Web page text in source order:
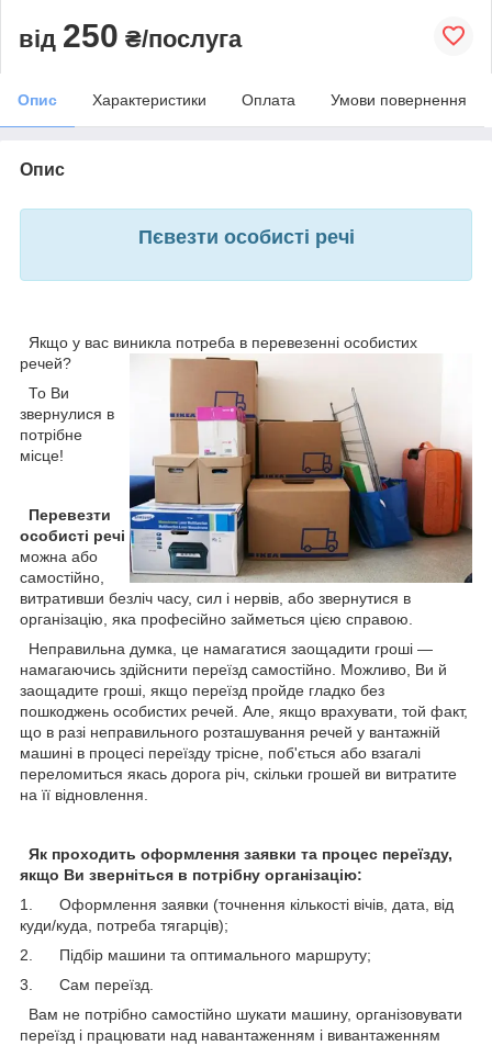
від 250 ₴/послуга
Опис Характеристики Оплата Умови повернення
Опис
Пєвезти особисті речі
Якщо у вас виникла потреба в перевезенні особистих
речей?
То Ви
звернулися в
потрібне
місце!
Перевезти
особисті речі
можна або
самостійно,
витративши безліч часу, сил і нервів, або звернутися в
організацію, яка професійно займеться цією справою.
Неправильна думка, це намагатися заощадити гроші —
намагаючись здійснити переїзд самостійно. Можливо, Ви й
заощадите гроші, якщо переїзд пройде гладко без
пошкоджень особистих речей. Але, якщо врахувати, той факт,
що в разі неправильного розташування речей у вантажній
машині в процесі переїзду трісне, поб'ється або взагалі
переломиться якась дорога річ, скільки грошей ви витратите
на її відновлення.
Як проходить оформлення заявки та процес переїзду,
якщо Ви зверніться в потрібну організацію:
1. Оформлення заявки (точнення кількості вічів, дата, від
куди/куда, потреба тягарців);
2. Підбір машини та оптимального маршруту;
3. Сам переїзд.
Вам не потрібно самостійно шукати машину, організовувати
переїзд і працювати над навантаженням і вивантаженням